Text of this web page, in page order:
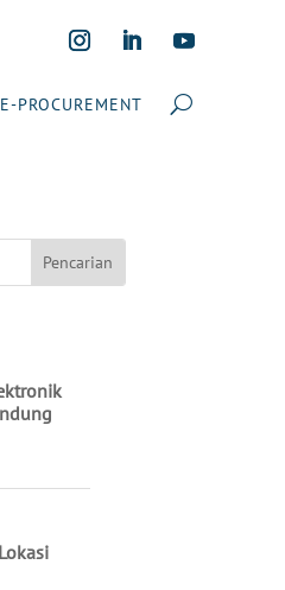
E-PROCUREMENT